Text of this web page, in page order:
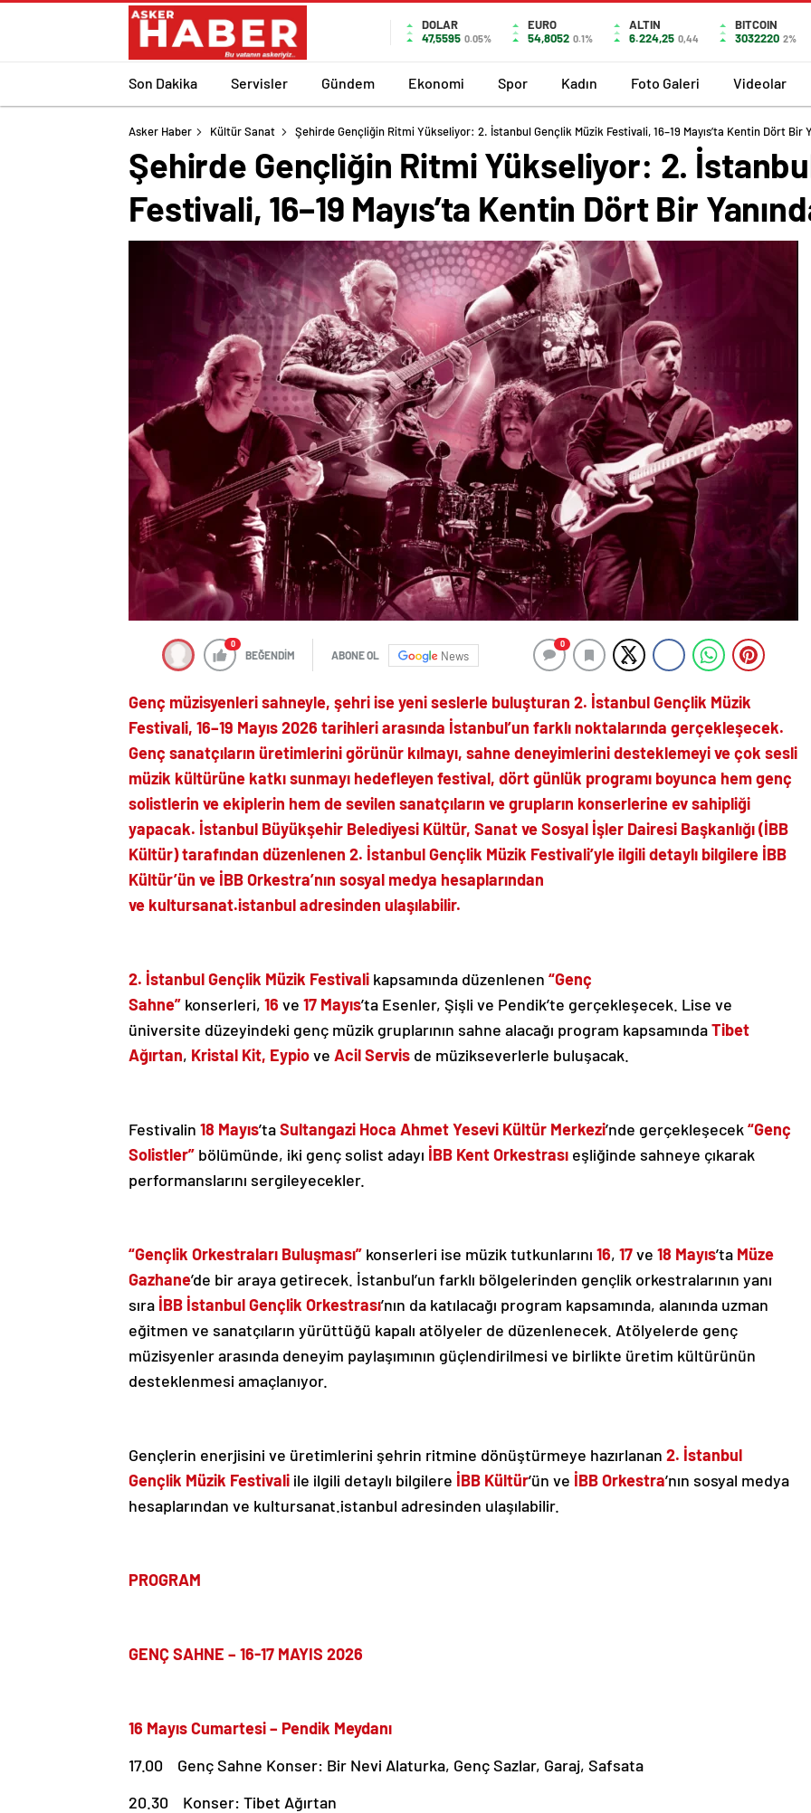
DOLAR
47,5595 0.05%
EURO
54,8052 0.1%
ALTIN
6.224,25 0,44
BITCOIN
3032220 2%
Son Dakika Servisler Gündem Ekonomi Spor Kadın Foto Galeri Videolar
Asker Haber Kültür Sanat Şehirde Gençliğin Ritmi Yükseliyor: 2. İstanbul Gençlik Müzik Festivali, 16–19 Mayıs’ta Kentin Dört Bir
Şehirde Gençliğin Ritmi Yükseliyor: 2.
Festivali, 16–19 Mayıs’ta Kentin Dört Bir
0
BEĞENDİM ABONE OL News
0
Genç müzisyenleri sahneyle, şehri ise yeni seslerle buluşturan 2. İstanbul Gençlik Müzik
Festivali, 16–19 Mayıs 2026 tarihleri arasında İstanbul’un farklı noktalarında gerçekleşecek.
Genç sanatçıların üretimlerini görünür kılmayı, sahne deneyimlerini desteklemeyi ve çok sesli
müzik kültürüne katkı sunmayı hedefleyen festival, dört günlük programı boyunca hem genç
solistlerin ve ekiplerin hem de sevilen sanatçıların ve grupların konserlerine ev sahipliği
yapacak. İstanbul Büyükşehir Belediyesi Kültür, Sanat ve Sosyal İşler Dairesi Başkanlığı (İBB
Kültür) tarafından düzenlenen 2. İstanbul Gençlik Müzik Festivali’yle ilgili detaylı bilgilere İBB
Kültür’ün ve İBB Orkestra’nın sosyal medya hesaplarından
ve kultursanat.istanbuladresinden ulaşılabilir.
2. İstanbul Gençlik Müzik Festivali kapsamında düzenlenen “Genç
Sahne” konserleri, 16 ve 17 Mayıs’ta Esenler, Şişli ve Pendik’te gerçekleşecek. Lise ve
üniversite düzeyindeki genç müzik gruplarının sahne alacağı program kapsamındaTibet
Ağırtan, Kristal Kit, Eypiove Acil Servis de müzikseverlerle buluşacak.
Festivalin 18 Mayıs’taSultangazi Hoca AhmetYesevi Kültür Merkezi’nde gerçekleşecek“Genç
Solistler” bölümünde, iki genç solist adayı İBB Kent Orkestrası eşliğinde sahneye çıkarak
performanslarını sergileyecekler.
“Gençlik Orkestraları Buluşması” konserleri ise müzik tutkunlarını 16, 17ve 18 Mayıs’ta Müze
Gazhane’de bir araya getirecek. İstanbul’un farklı bölgelerinden gençlik orkestralarının yanı
sıra İBB İstanbul Gençlik Orkestrası’nın da katılacağı program kapsamında, alanında uzman
eğitmen ve sanatçıların yürüttüğü kapalı atölyeler de düzenlenecek. Atölyelerde genç
müzisyenler arasında deneyim paylaşımının güçlendirilmesi ve birlikte üretim kültürünün
desteklenmesi amaçlanıyor.
Gençlerin enerjisini ve üretimlerini şehrin ritmine dönüştürmeye hazırlanan 2. İstanbul
Gençlik Müzik Festivali ile ilgili detaylı bilgilere İBB Kültür’ün ve İBB Orkestra’nın sosyal medya
hesaplarından ve kultursanat.istanbul adresinden ulaşılabilir.
PROGRAM
GENÇ SAHNE – 16-17 MAYIS 2026
16 Mayıs Cumartesi – Pendik Meydanı
17.00 Genç Sahne Konser: Bir Nevi Alaturka, Genç Sazlar, Garaj, Safsata
20.30 Konser: Tibet Ağırtan